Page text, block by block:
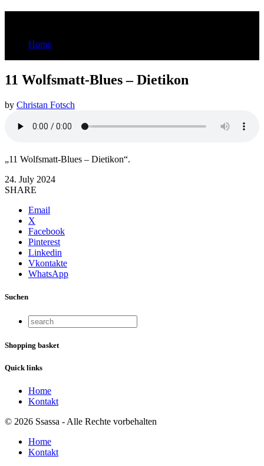
Home
11 Wolfsmatt-Blues – Dietikon
by Christan Fotsch
„11 Wolfsmatt-Blues – Dietikon“.
24. July 2024
SHARE
Email
X
Facebook
Pinterest
Linkedin
Vkontakte
WhatsApp
Suchen
Shopping basket
Quick links
Home
Kontakt
© 2026 Ssassa - Alle Rechte vorbehalten
Home
Kontakt